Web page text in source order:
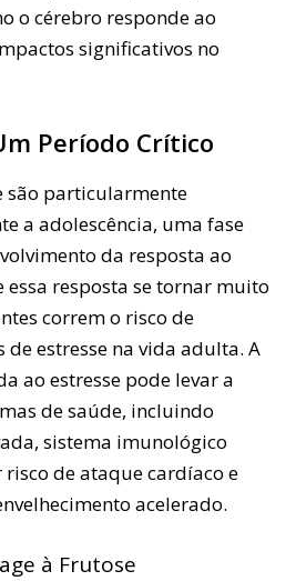
o cérebro responde ao
significativos no
Período Crítico
são particularmente
a adolescência, uma fase
da resposta ao
essa resposta se tornar muito
correm o risco de
estresse na vida adulta. A
ao estresse pode levar a
de saúde, incluindo
sistema imunológico
de ataque cardíaco e
acelerado.
à Frutose